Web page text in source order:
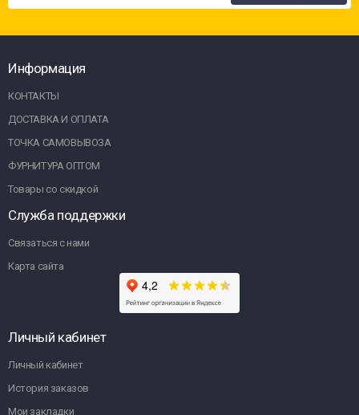
Информация
КОНТАКТЫ
ДОСТАВКА И ОПЛАТА
ТОЧКА САМОВЫВОЗА
ФУРНИТУРА ОПТОМ
Товары со скидкой
Служба поддержки
Связаться с нами
Карта сайта
Личный кабинет
Личный кабинет
История заказов
Мои закладки